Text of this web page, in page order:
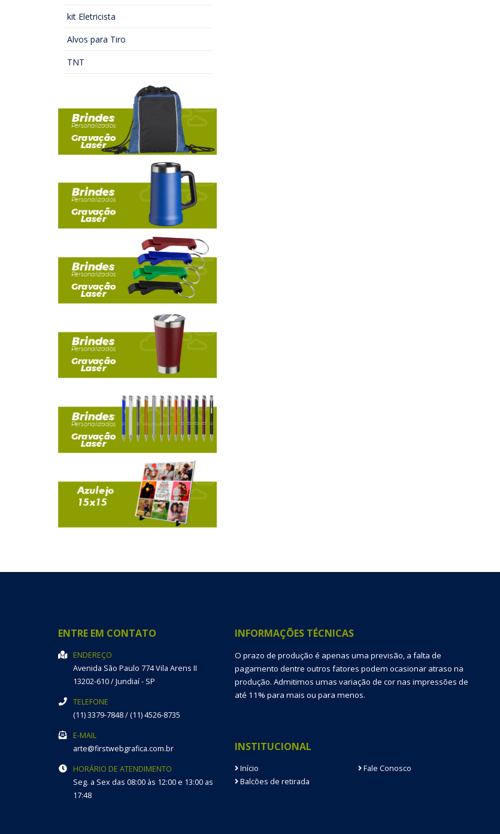
kit Eletricista
Alvos para Tiro
TNT
ENTRE EM CONTATO
ENDEREÇO
Avenida São Paulo 774Vila Arens II
13202-610/Jundiaí- SP
TELEFONE
(11) 3379-7848 / (11) 4526-8735
E-MAIL
arte@firstwebgrafica.com.br
HORÁRIO DE ATENDIMENTO
Seg. a Sex das 08:00 às 12:00 e 13:00 as
17:48
INFORMAÇÕES TÉCNICAS
O prazo de produção é apenas uma previsão, a falta de
pagamento dentre outros fatores podem ocasionar atraso na
produção. Admitimos umas variação de cor nas impressões de
até 11% para mais ou para menos.
INSTITUCIONAL
Início
Fale Conosco
Balcões de retirada